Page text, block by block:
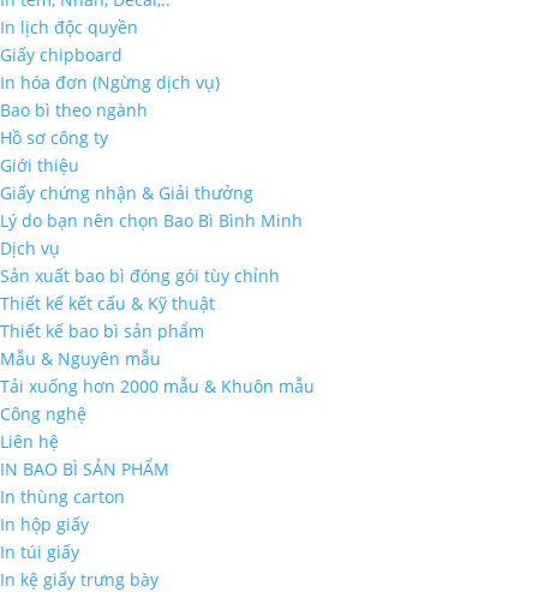
In lịch độc quyền
Giấy chipboard
In hóa đơn (Ngừng dịch vụ)
Bao bì theo ngành
Hồ sơ công ty
Giới thiệu
Giấy chứng nhận & Giải thưởng
Lý do bạn nên chọn Bao Bì Bình Minh
Dịch vụ
Sản xuất bao bì đóng gói tùy chỉnh
Thiết kế kết cấu & Kỹ thuật
Thiết kế bao bì sản phẩm
Mẫu & Nguyên mẫu
Tải xuống hơn 2000 mẫu & Khuôn mẫu
Công nghệ
Liên hệ
IN BAO BÌ SẢN PHẨM
In thùng carton
In hộp giấy
In túi giấy
In kệ giấy trưng bày